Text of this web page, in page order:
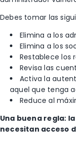
Debes tomar las
Elimina a los
Elimina a los
Restablece los
Revisa las
Activa la
aquel que tenga
Reduce al
Una buena regla:
necesitan acceso